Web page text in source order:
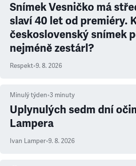
Snímek Vesničko má
slaví 40 let od premiéry.
československý snímek
nejméně zestárl?
Respekt•9. 8. 2026
Minulý týden•3 minuty
Uplynulých sedm dní
Lampera
Ivan Lamper•9. 8. 2026